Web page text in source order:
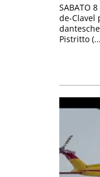
SABATO
de-Clavel
Pistritto (...